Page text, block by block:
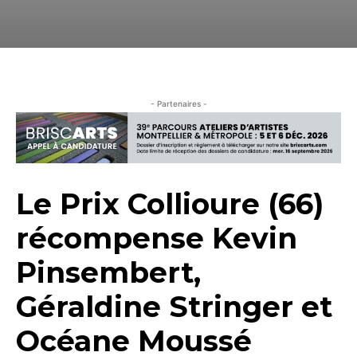
- Partenaires -
Le Prix Collioure (66)
récompense Kevin
Pinsembert,
Géraldine Stringer et
Océane Moussé